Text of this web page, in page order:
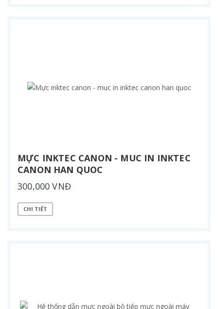
MỰC INKTEC CANON - MUC IN INKTEC
CANON HAN QUOC
300,000 VNĐ
CHI TIẾT